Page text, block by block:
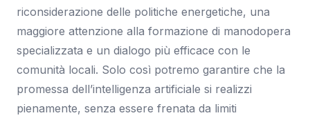
riconsiderazione delle politiche energetiche, una
maggiore attenzione alla formazione di manodopera
specializzata e un dialogo più efficace con le
comunità locali. Solo così potremo garantire che la
promessa dell’intelligenza artificiale si realizzi
pienamente, senza essere frenata da limiti